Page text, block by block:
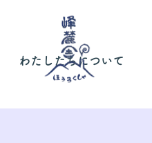
わたしたちについて